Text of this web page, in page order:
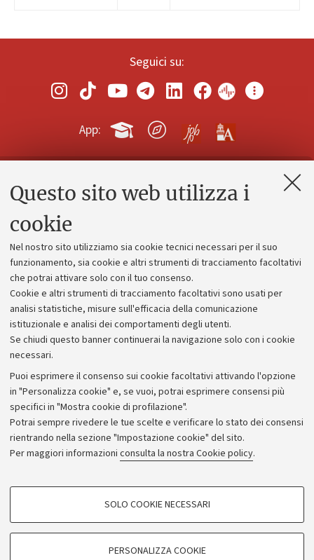
Questo sito web utilizza i
cookie
Nel nostro sito utilizziamo sia cookie tecnici necessari per il suo
funzionamento, sia cookie e altri strumenti di tracciamento facoltativi
che potrai attivare solo con il tuo consenso.
Cookie e altri strumenti di tracciamento facoltativi sono usati per
analisi statistiche, misure sull'efficacia della comunicazione
istituzionale e analisi dei comportamenti degli utenti.
Se chiudi questo banner continuerai la navigazione solo con i cookie
necessari.
Puoi esprimere il consenso sui cookie facoltativi attivando l'opzione
in "Personalizza cookie" e, se vuoi, potrai esprimere consensi più
specifici in "Mostra cookie di profilazione".
Potrai sempre rivedere le tue scelte e verificare lo stato dei consensi
rientrando nella sezione "Impostazione cookie" del sito.
Per maggiori informazioni consulta la nostra Cookie policy.
COOKIE DI PROFILAZIONE - FACOLTATIVI
SOLO COOKIE NECESSARI
PERSONALIZZA COOKIE
Seguici su:
App:
Contatti e PEC
Alumni community
Piano strategico
Bilanci
Donazioni e 5x1000
Merchandising - UniboStore
Bandi, gare e concorsi
Albo online
Amministrazione trasparente
Atti di notifica
Informazioni sul sito e accessibilità
Dichiarazione di accessibilità
Privacy e note legali
Impostazioni Cookie